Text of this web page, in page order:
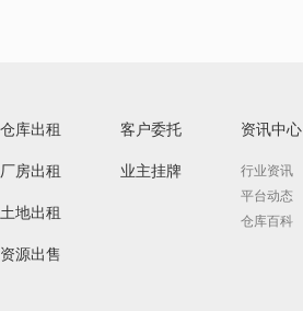
仓库出租
厂房出租
土地出租
资源出售
客户委托
业主挂牌
资讯中心
行业资讯
平台动态
仓库百科